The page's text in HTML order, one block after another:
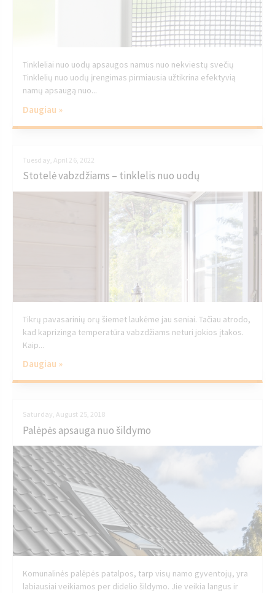
Tinkleliai nuo uodų apsaugos namus nuo nekviestų svečių
Tinklelių nuo uodų įrengimas pirmiausia užtikrina efektyvią
namų apsaugą nuo...
Daugiau »
Tuesday, April 26, 2022
Stotelė vabzdžiams – tinklelis nuo uodų
Tikrų pavasarinių orų šiemet laukėme jau seniai. Tačiau atrodo,
kad kaprizinga temperatūra vabzdžiams neturi jokios įtakos.
Kaip...
Daugiau »
Saturday, August 25, 2018
Palėpės apsauga nuo šildymo
Komunalinės palėpės patalpos, tarp visų namo gyventojų, yra
labiausiai veikiamos per didelio šildymo. Jie veikia langus ir